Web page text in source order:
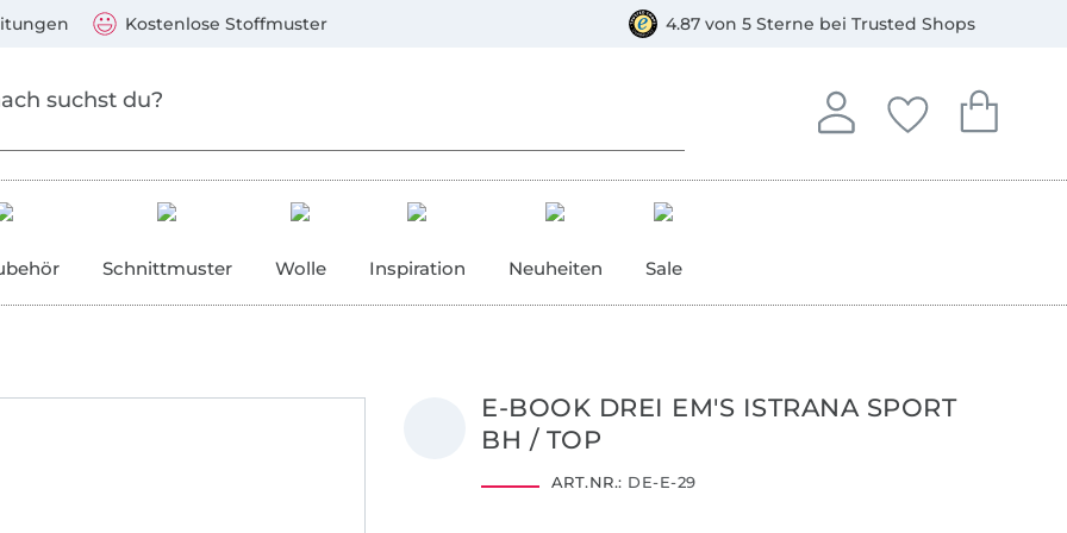
Kostenlose Stoffmuster 4.87 von 5 Sterne bei Trusted Shops
Anmelden
In deinem Konto
Deine
Du hast keine
Dein
Du hast
Schnittmuster Wolle Inspiration Neuheiten Sale
E-BOOK DREI EM'S ISTRANA SPORT
BH / TOP
ART.NR.: DE-E-29
Mastercard, PayPal, Giropay, Kauf auf Rechnung, Vorkasse